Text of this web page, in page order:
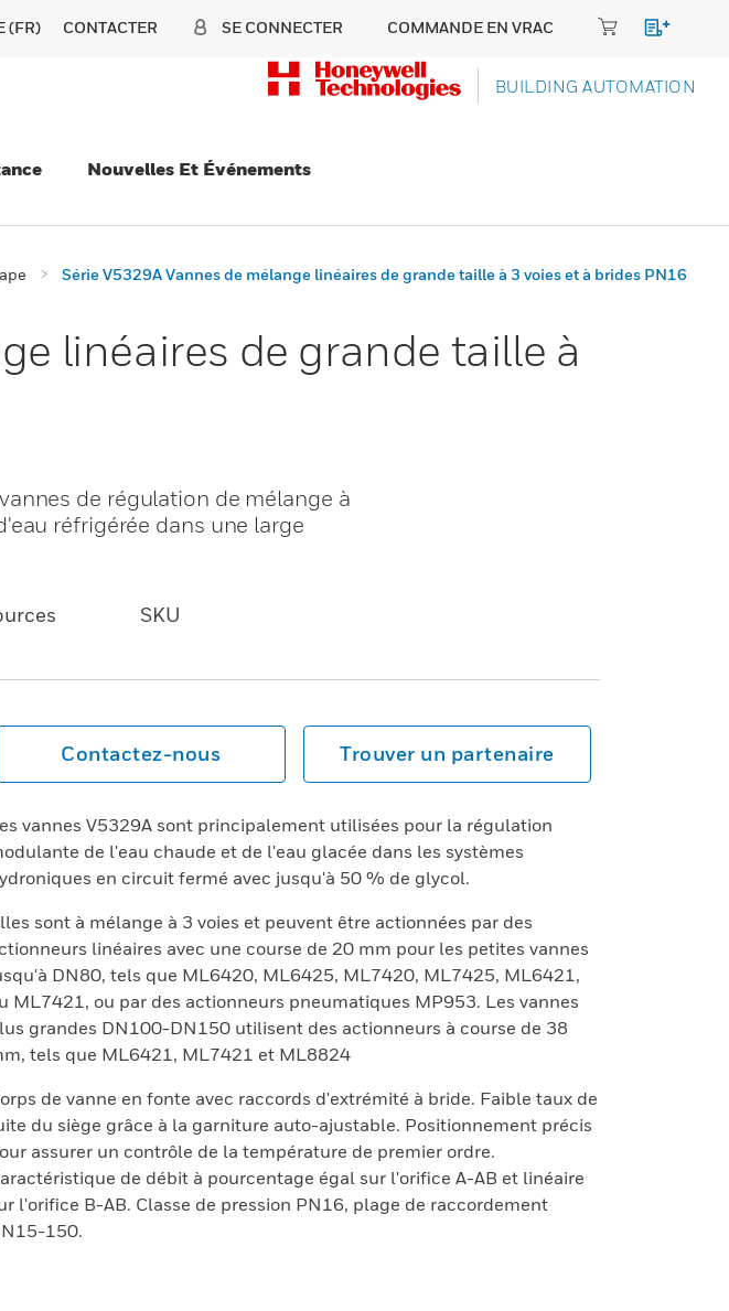
(FR) CONTACTER SE CONNECTER COMMANDE EN VRAC
BUILDING AUTOMATION
Nouvelles Et Événements
Série V5329A Vannes de mélange linéaires de grande taille à 3 voies et à brides PN16
linéaires de grande taille à
de régulation de mélange à
réfrigérée dans une large
SKU
Contactez-nous Trouver un partenaire
vannes V5329A sont principalement utilisées pour la régulation
de l'eau chaude et de l'eau glacée dans les systèmes
en circuit fermé avec jusqu'à 50 % de glycol.
sont à mélange à 3 voies et peuvent être actionnées par des
linéaires avec une course de 20 mm pour les petites vannes
DN80, tels que ML6420, ML6425, ML7420, ML7425, ML6421,
ML7421, ou par des actionneurs pneumatiques MP953. Les vannes
grandes DN100-DN150 utilisent des actionneurs à course de 38
tels que ML6421, ML7421 et ML8824
de vanne en fonte avec raccords d'extrémité à bride. Faible taux de
du siège grâce à la garniture auto-ajustable. Positionnement précis
assurer un contrôle de la température de premier ordre.
de débit à pourcentage égal sur l'orifice A-AB et linéaire
l'orifice B-AB. Classe de pression PN16, plage de raccordement
150.